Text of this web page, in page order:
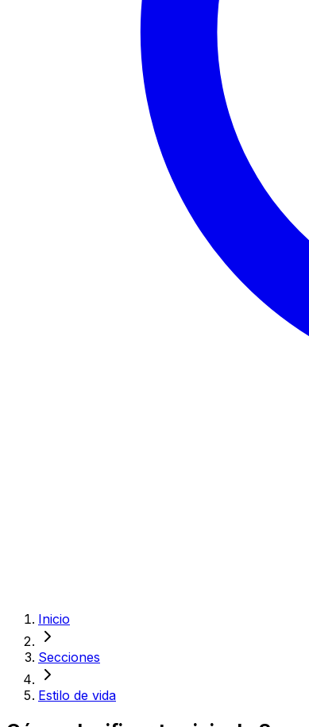
Inicio
Secciones
Estilo de vida